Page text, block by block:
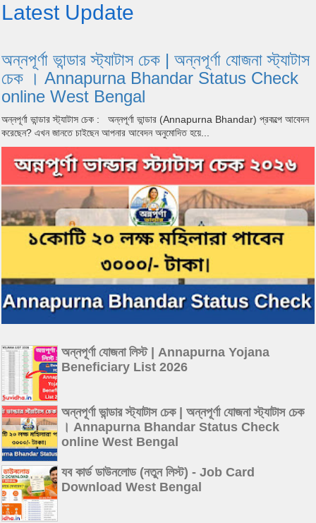
Latest Update
অন্নপূর্ণা ভান্ডার স্ট্যাটাস চেক | অন্নপূর্ণা যোজনা স্ট্যাটাস
চেক । Annapurna Bhandar Status Check
online West Bengal
অন্নপূর্ণা ভান্ডার স্ট্যাটাস চেক : অন্নপূর্ণা ভান্ডার (Annapurna Bhandar) প্রকল্পে আবেদন
করেছেন? এখন জানতে চাইছেন আপনার আবেদন অনুমোদিত হয়ে...
অন্নপূর্ণা যোজনা লিস্ট | Annapurna Yojana
Beneficiary List 2026
অন্নপূর্ণা ভান্ডার স্ট্যাটাস চেক | অন্নপূর্ণা যোজনা স্ট্যাটাস চেক
। Annapurna Bhandar Status Check
online West Bengal
যব কার্ড ডাউনলোড (নতুন লিস্ট) - Job Card
Download West Bengal